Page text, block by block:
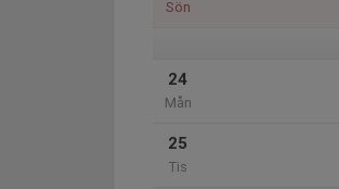
Sön
24
Mån
25
Tis